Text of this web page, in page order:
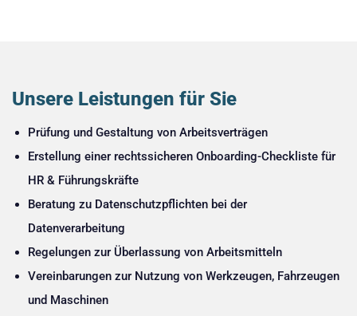
Unsere Leistungen für Sie
Prüfung und Gestaltung von Arbeitsverträgen
Erstellung einer rechtssicheren Onboarding-Checkliste für
HR & Führungskräfte
Beratung zu Datenschutzpflichten bei der
Datenverarbeitung
Regelungen zur Überlassung von Arbeitsmitteln
Vereinbarungen zur Nutzung von Werkzeugen, Fahrzeugen
und Maschinen